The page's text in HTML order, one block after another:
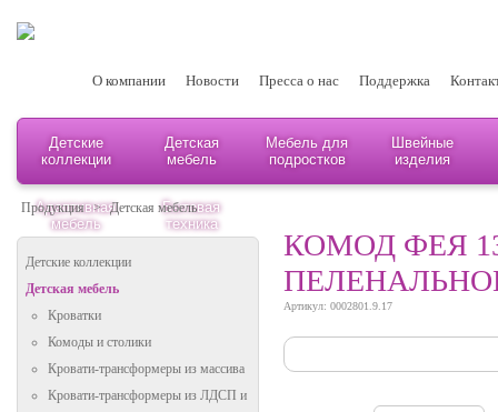
О компании Новости Пресса о нас Поддержка
Детские
коллекции
Детская
мебель
Мебель для
подростков
Швейные
изделия
Адаптивная
мебель
Бытовая
техника
Продукция > Детская мебель
Детские коллекции
Детская мебель
Кроватки
Комоды и столики
Кровати-трансформеры из массива
Кровати-трансформеры из ЛДСП и
КОМОД ФЕЯ
Артикул: 0002801.9.17